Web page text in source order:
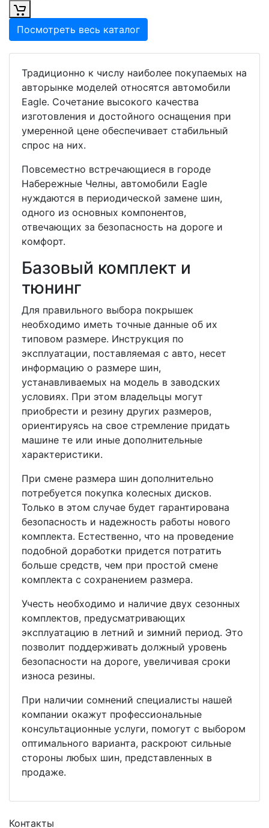
Посмотреть весь каталог
Традиционно к числу наиболее покупаемых на
авторынке моделей относятся автомобили
Eagle. Сочетание высокого качества
изготовления и достойного оснащения при
умеренной цене обеспечивает стабильный
спрос на них.
Повсеместно встречающиеся в городе
Набережные Челны, автомобили Eagle
нуждаются в периодической замене шин,
одного из основных компонентов,
отвечающих за безопасность на дороге и
комфорт.
Базовый комплект и
тюнинг
Для правильного выбора покрышек
необходимо иметь точные данные об их
типовом размере. Инструкция по
эксплуатации, поставляемая с авто, несет
информацию о размере шин,
устанавливаемых на модель в заводских
условиях. При этом владельцы могут
приобрести и резину других размеров,
ориентируясь на свое стремление придать
машине те или иные дополнительные
характеристики.
При смене размера шин дополнительно
потребуется покупка колесных дисков.
Только в этом случае будет гарантирована
безопасность и надежность работы нового
комплекта. Естественно, что на проведение
подобной доработки придется потратить
больше средств, чем при простой смене
комплекта с сохранением размера.
Учесть необходимо и наличие двух сезонных
комплектов, предусматривающих
эксплуатацию в летний и зимний период. Это
позволит поддерживать должный уровень
безопасности на дороге, увеличивая сроки
износа резины.
При наличии сомнений специалисты нашей
компании окажут профессиональные
консультационные услуги, помогут с выбором
оптимального варианта, раскроют сильные
стороны любых шин, представленных в
продаже.
Контакты